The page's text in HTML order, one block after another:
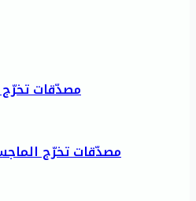
مصدّقات تخرّج
مصدّقات تخرّج